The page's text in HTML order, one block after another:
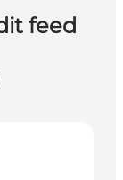
feed